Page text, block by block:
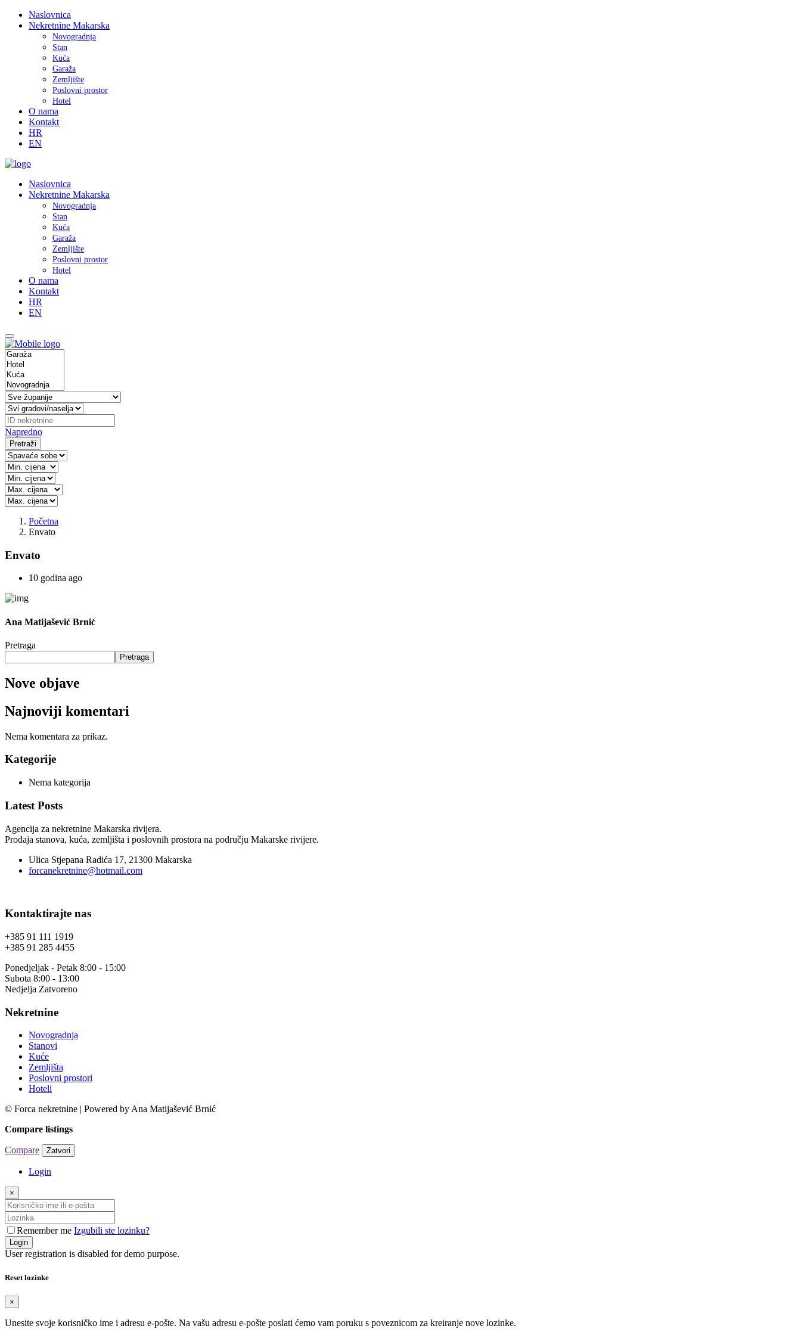
Naslovnica
Nekretnine Makarska
Novogradnja
Stan
Kuća
Garaža
Zemljište
Poslovni prostor
Hotel
O nama
Kontakt
HR
EN
Naslovnica
Nekretnine Makarska
Novogradnja
Stan
Kuća
Garaža
Zemljište
Poslovni prostor
Hotel
O nama
Kontakt
HR
EN
Napredno
Pretraži
Početna
Envato
Envato
10 godina ago
Ana Matijašević Brnić
Pretraga
Pretraga
Nove objave
Najnoviji komentari
Nema komentara za prikaz.
Kategorije
Nema kategorija
Latest Posts
Agencija za nekretnine Makarska rivijera.
Prodaja stanova, kuća, zemljišta i poslovnih prostora na području Makarske rivijere.
Ulica Stjepana Radića 17, 21300 Makarska
forcanekretnine@hotmail.com
Kontaktirajte nas
+385 91 111 1919
+385 91 285 4455
Ponedjeljak - Petak 8:00 - 15:00
Subota 8:00 - 13:00
Nedjelja Zatvoreno
Nekretnine
Novogradnja
Stanovi
Kuće
Zemljišta
Poslovni prostori
Hoteli
© Forca nekretnine | Powered by Ana Matijašević Brnić
Compare listings
Compare Zatvori
Login
×
Remember me Izgubili ste lozinku?
Login
User registration is disabled for demo purpose.
Reset lozinke
×
Unesite svoje korisničko ime i adresu e-pošte. Na vašu adresu e-pošte poslati ćemo vam poruku s poveznicom za kreiranje nove lozinke.